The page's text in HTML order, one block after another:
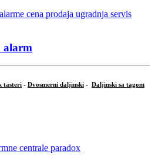
alarm
tasteri - Dvosmerni daljinski - Daljinski sa tagom